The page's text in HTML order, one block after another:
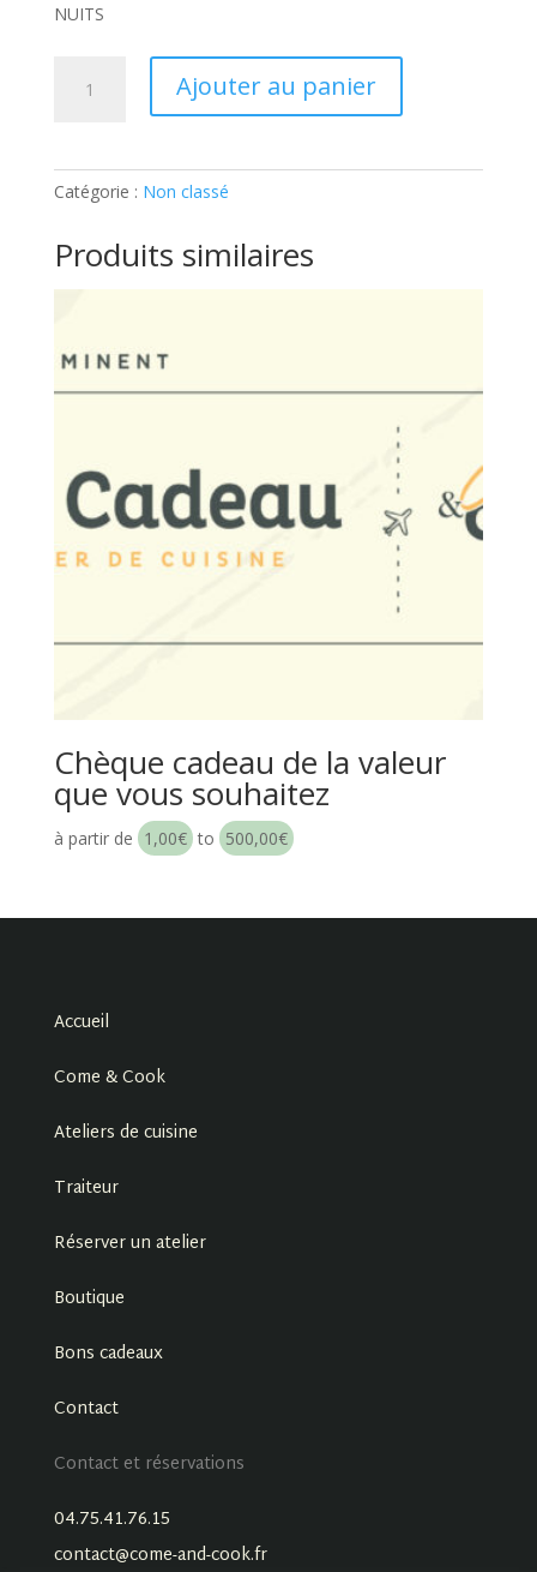
NUITS
CUISINE
MILLE
ET
Ticket
Ajouter au panier
Catégorie : Non classé
Produits similaires
Chèque cadeau de la valeur
que vous souhaitez
à partir de 1,00€ to 500,00€
Accueil
Come & Cook
Ateliers de cuisine
Traiteur
Réserver un atelier
Boutique
Bons cadeaux
Contact
Contact et réservations
04.75.41.76.15
contact@come-and-cook.fr